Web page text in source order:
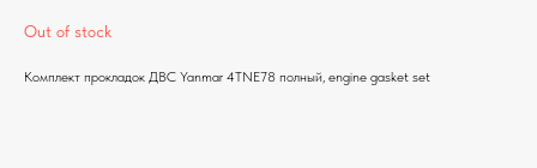
Out of stock
Комплект прокладок ДВС Yanmar 4TNE78 полный, engine gasket set